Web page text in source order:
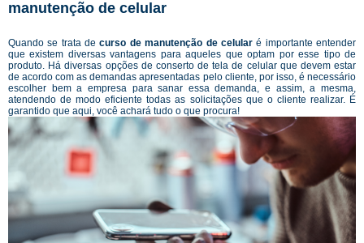
manutenção de celular
Quando se trata decurso de manutenção de celularé importante entender
que existem diversas vantagens para aqueles que optam por esse tipo de
produto. Há diversas opções de conserto de tela de celular que devem estar
de acordo com as demandas apresentadas pelo cliente, por isso, é necessário
escolher bem a empresa para sanar essa demanda, e assim, a mesma,
atendendo de modo eficiente todas as solicitações que o cliente realizar. É
garantido que aqui, você achará tudo o que procura!